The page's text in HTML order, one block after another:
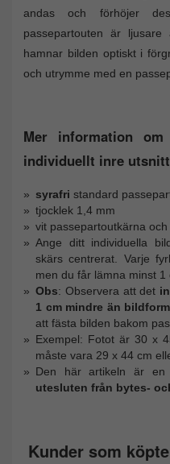
andas och förhöjer
passepartouten är ljusare
hamnar bilden optiskt i
och utrymme med en
Mer information om
individuellt inre utsnitt
syrafri standard
tjocklek 1,4 mm
vit passepartoutkärna
Ange ditt individuella
skärs centrerat. Varje
men du får lämna minst 1
Obs: Observera att det
1 cm mindre än
att fästa bilden bakom
Exempel: Fotot är 30 x
måste vara 29 x 44 cm
Den här artikeln är en
utesluten från bytes-
Kunder som